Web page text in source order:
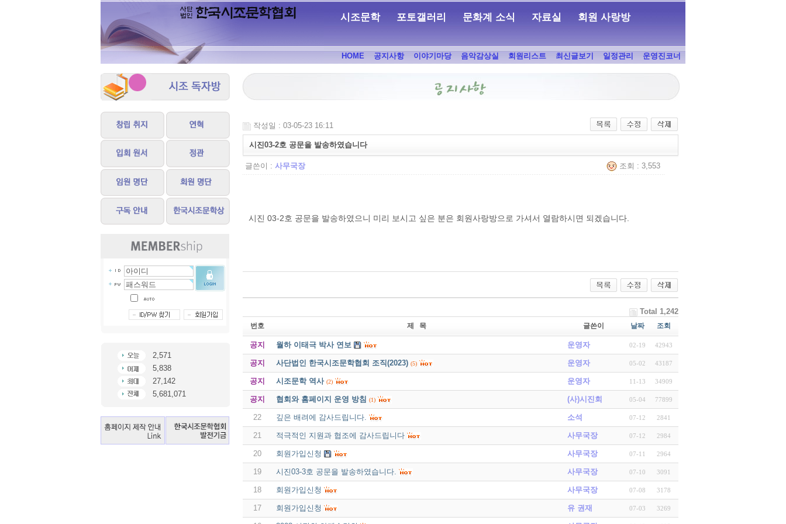
시조문학 포토갤러리 문화계 소식 자료실 회원 사랑방
HOME 공지사항 이야기마당 음악감상실 회원리스트 최신글보기 일정관리 운영진코너
2,571
5,838
27,142
5,681,071
작성일 : 03-05-23 16:11
시진03-2호 공문을 발송하였습니다
글쓴이 : 사무국장 조회 : 3,553
시진 03-2호 공문을 발송하였으니 미리 보시고 싶은 분은 회원사랑방으로 가셔서 열람하시면 되겠습니다.
Total 1,242
번호 제 목 글쓴이 날짜 조회
공지 월하 이태극 박사 연보 운영자 02-19 42943
공지 사단법인 한국시조문학협회 조직(2023) (5) 운영자 05-02 43187
공지 시조문학 역사 (2) 운영자 11-13 34909
공지 협회와 홈페이지 운영 방침 (1) (사)시진회 05-04 77899
22 깊은 배려에 감사드립니다. 소석 07-12 2841
21 적극적인 지원과 협조에 감사드립니다 사무국장 07-12 2984
20 회원가입신청 사무국장 07-11 2964
19 시진03-3호 공문을 발송하였습니다. 사무국장 07-10 3091
18 회원가입신청 사무국장 07-08 3178
17 회원가입신청 유 권재 07-03 3269